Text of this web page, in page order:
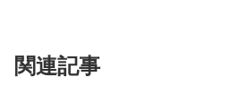
関連記事